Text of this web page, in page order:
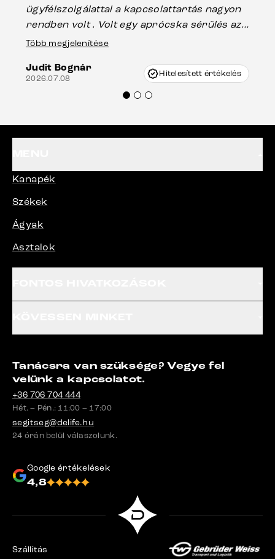
ügyfélszolgálattal a kapcsolattartás nagyon
rendben volt . Volt egy aprócska sérülés az
asztal talpánál, ami szállításkor
nagyon korrekten jártak el az ügyemben.
Mindenkinek ajánlani tudom a Delife
Több megjelenítése
Judit Bognár
2026.07.08 Hitelesített értékelés
Kanapék
Székek
Ágyak
Asztalok
Tanácsra van szüksége? Vegye fel
velünk a kapcsolatot.
+36 706 704 444
Hét. – Pén.: 11:00 – 17:00
segitseg@delife.hu
24 órán belül válaszolunk.
Google értékelések
4,8
Szállítás